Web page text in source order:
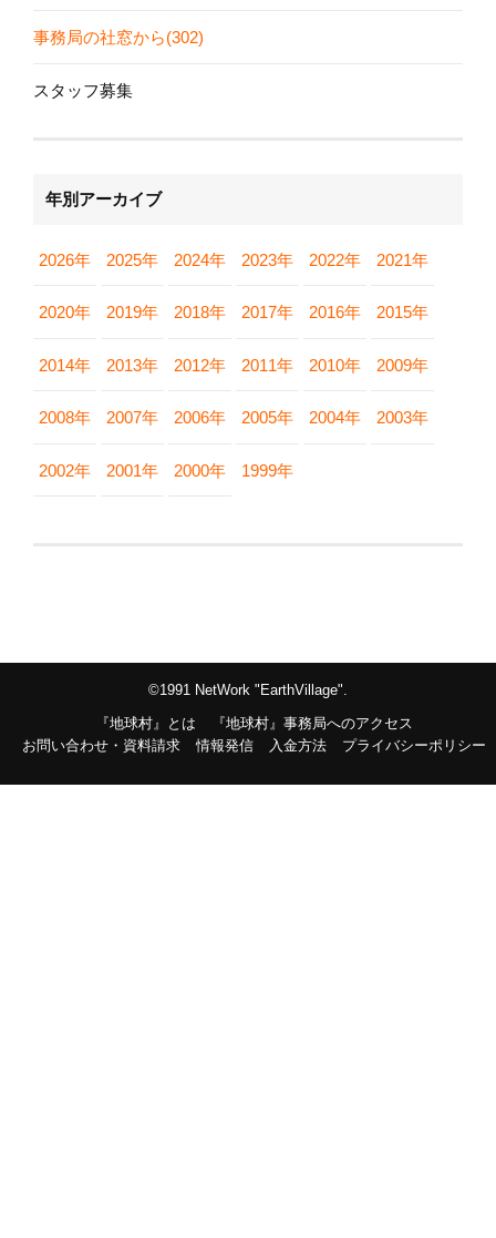
事務局の社窓から(302)
スタッフ募集
年別アーカイブ
2026年 2025年 2024年 2023年 2022年 2021年
2020年 2019年 2018年 2017年 2016年 2015年
2014年 2013年 2012年 2011年 2010年 2009年
2008年 2007年 2006年 2005年 2004年 2003年
2002年 2001年 2000年 1999年
©1991 NetWork "EarthVillage".
『地球村』とは
『地球村』事務局へのアクセス
お問い合わせ・資料請求
情報発信 入金方法 プライバシーポリシー